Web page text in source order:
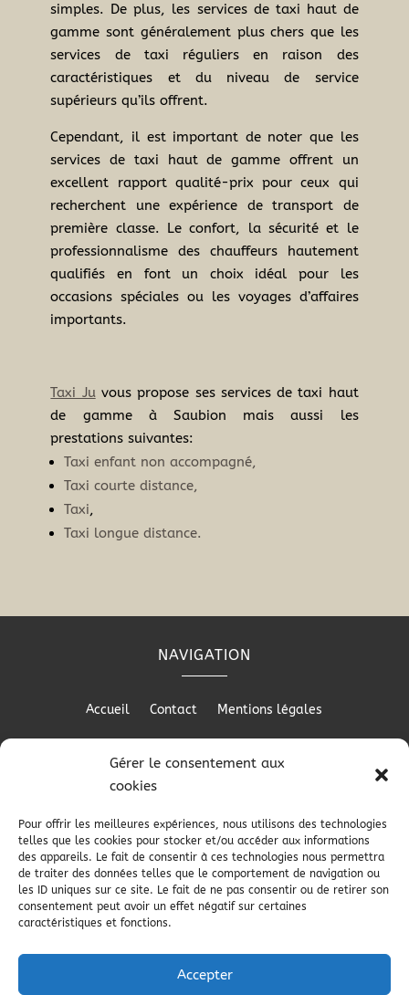
Gérer le consentement aux
cookies
Pour offrir les meilleures expériences, nous utilisons des technologies
telles que les cookies pour stocker et/ou accéder aux informations
des appareils. Le fait de consentir à ces technologies nous permettra
de traiter des données telles que le comportement de navigation ou
les ID uniques sur ce site. Le fait de ne pas consentir ou de retirer son
consentement peut avoir un effet négatif sur certaines
caractéristiques et fonctions.
Accepter
simples. De plus, les services de taxi haut de
gamme sont généralement plus chers que les
services de taxi réguliers en raison des
caractéristiques et du niveau de service
supérieurs qu’ils offrent.
Cependant, il est important de noter que les
services de taxi haut de gamme offrent un
excellent rapport qualité-prix pour ceux qui
recherchent une expérience de transport de
première classe. Le confort, la sécurité et le
professionnalisme des chauffeurs hautement
qualifiés en font un choix idéal pour les
occasions spéciales ou les voyages d’affaires
importants.
Taxi Juvous propose ses services de taxi haut
de gamme à Saubion mais aussi les
prestations suivantes:
Taxi enfant non accompagné,
Taxi courte distance,
Taxi,
Taxi longue distance.
NAVIGATION
Accueil Contact Mentions légales
RÉALISATION